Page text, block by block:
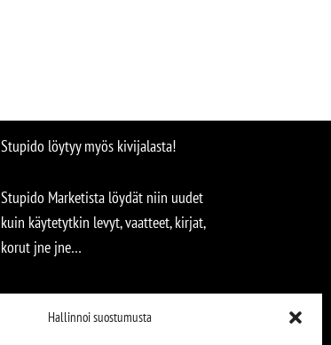
Hallinnoi suostumusta
Stupido löytyy myös kivijalasta!
Stupido Marketista löydät niin uudet
kuin käytetytkin levyt, vaatteet, kirjat,
korut jne jne…